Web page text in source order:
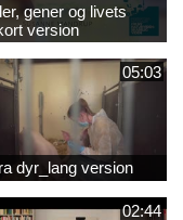
gener og livets
version
05:03
dyr_lang version
02:44